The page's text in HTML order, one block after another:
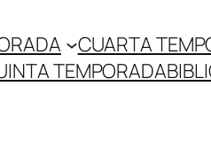
CUARTA
TEMPORADA